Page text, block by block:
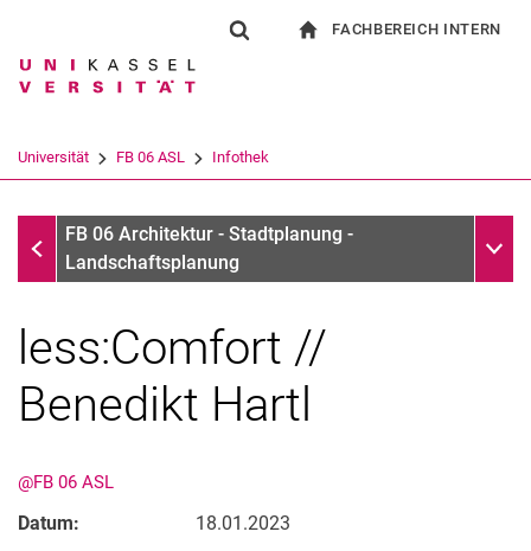
Springe direkt zu: Inhalt
Springe direkt zu: Suche
Springe direkt zu:
Suchbegriff
Suchen (öffnet externen Link in einem
FACHBEREICH INTERN
Universität FB 06 ASL Infothek
InfothekFB 06 Architektur - Stadtplanung -
Landschaftsplanung
less:Comfort //
Benedikt Hartl
@FB 06 ASL
Datum:
18.01.2023